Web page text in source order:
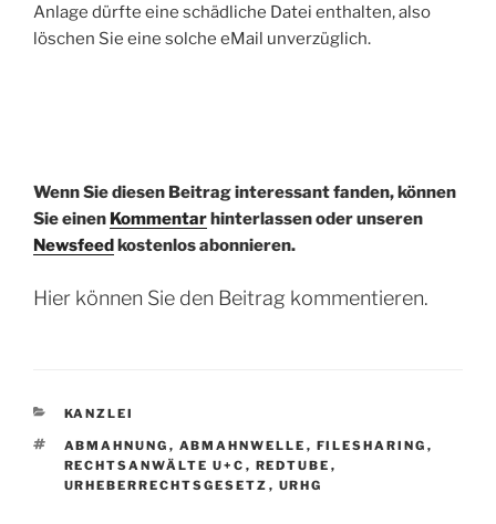
Anlage dürfte eine schädliche Datei enthalten, also
löschen Sie eine solche eMail unverzüglich.
Wenn Sie diesen Beitrag interessant fanden, können
Sie einen Kommentarhinterlassen oder unseren
Newsfeedkostenlos abonnieren.
Hier können Sie den Beitrag kommentieren.
KATEGORIEN
KANZLEI
SCHLAGWÖRTER
ABMAHNUNG , ABMAHNWELLE , FILESHARING ,
RECHTSANWÄLTE U+C , REDTUBE ,
URHEBERRECHTSGESETZ , URHG